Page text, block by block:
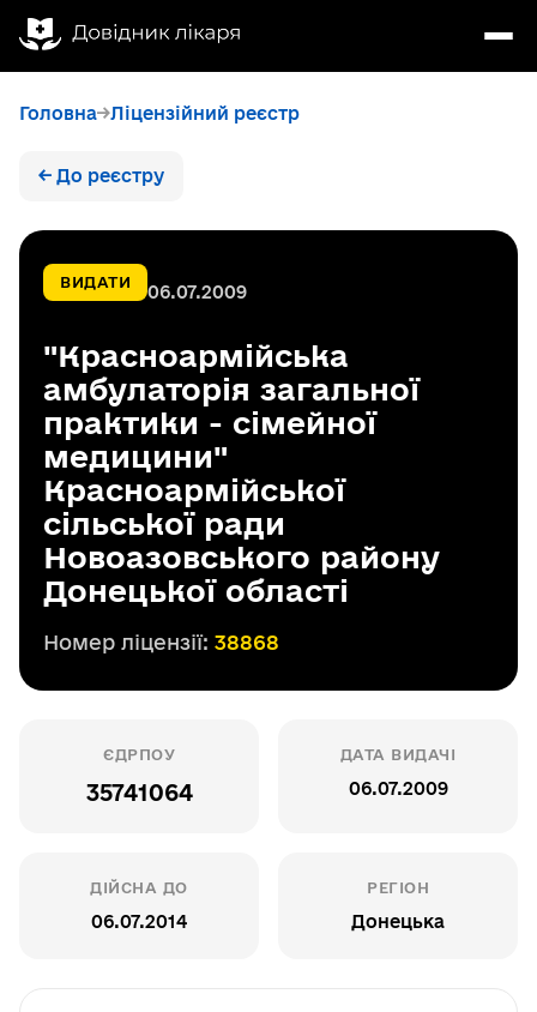
Головна Ліцензійний реєстр
← До реєстру
ВИДАТИ 06.07.2009
"Красноармійська
амбулаторія загальної
практики - сімейної
медицини"
Красноармійської
сільської ради
Новоазовського району
Донецької області
Номер ліцензії: 38868
ЄДРПОУ
35741064
ДАТА ВИДАЧІ
06.07.2009
ДІЙСНА ДО
06.07.2014
РЕГІОН
Донецька